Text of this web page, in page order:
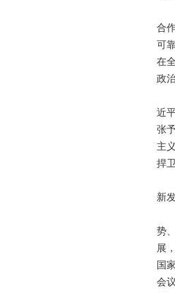
三
合
可
在
政
四
近
张
主
捍
二
新
答
势
展
国
会